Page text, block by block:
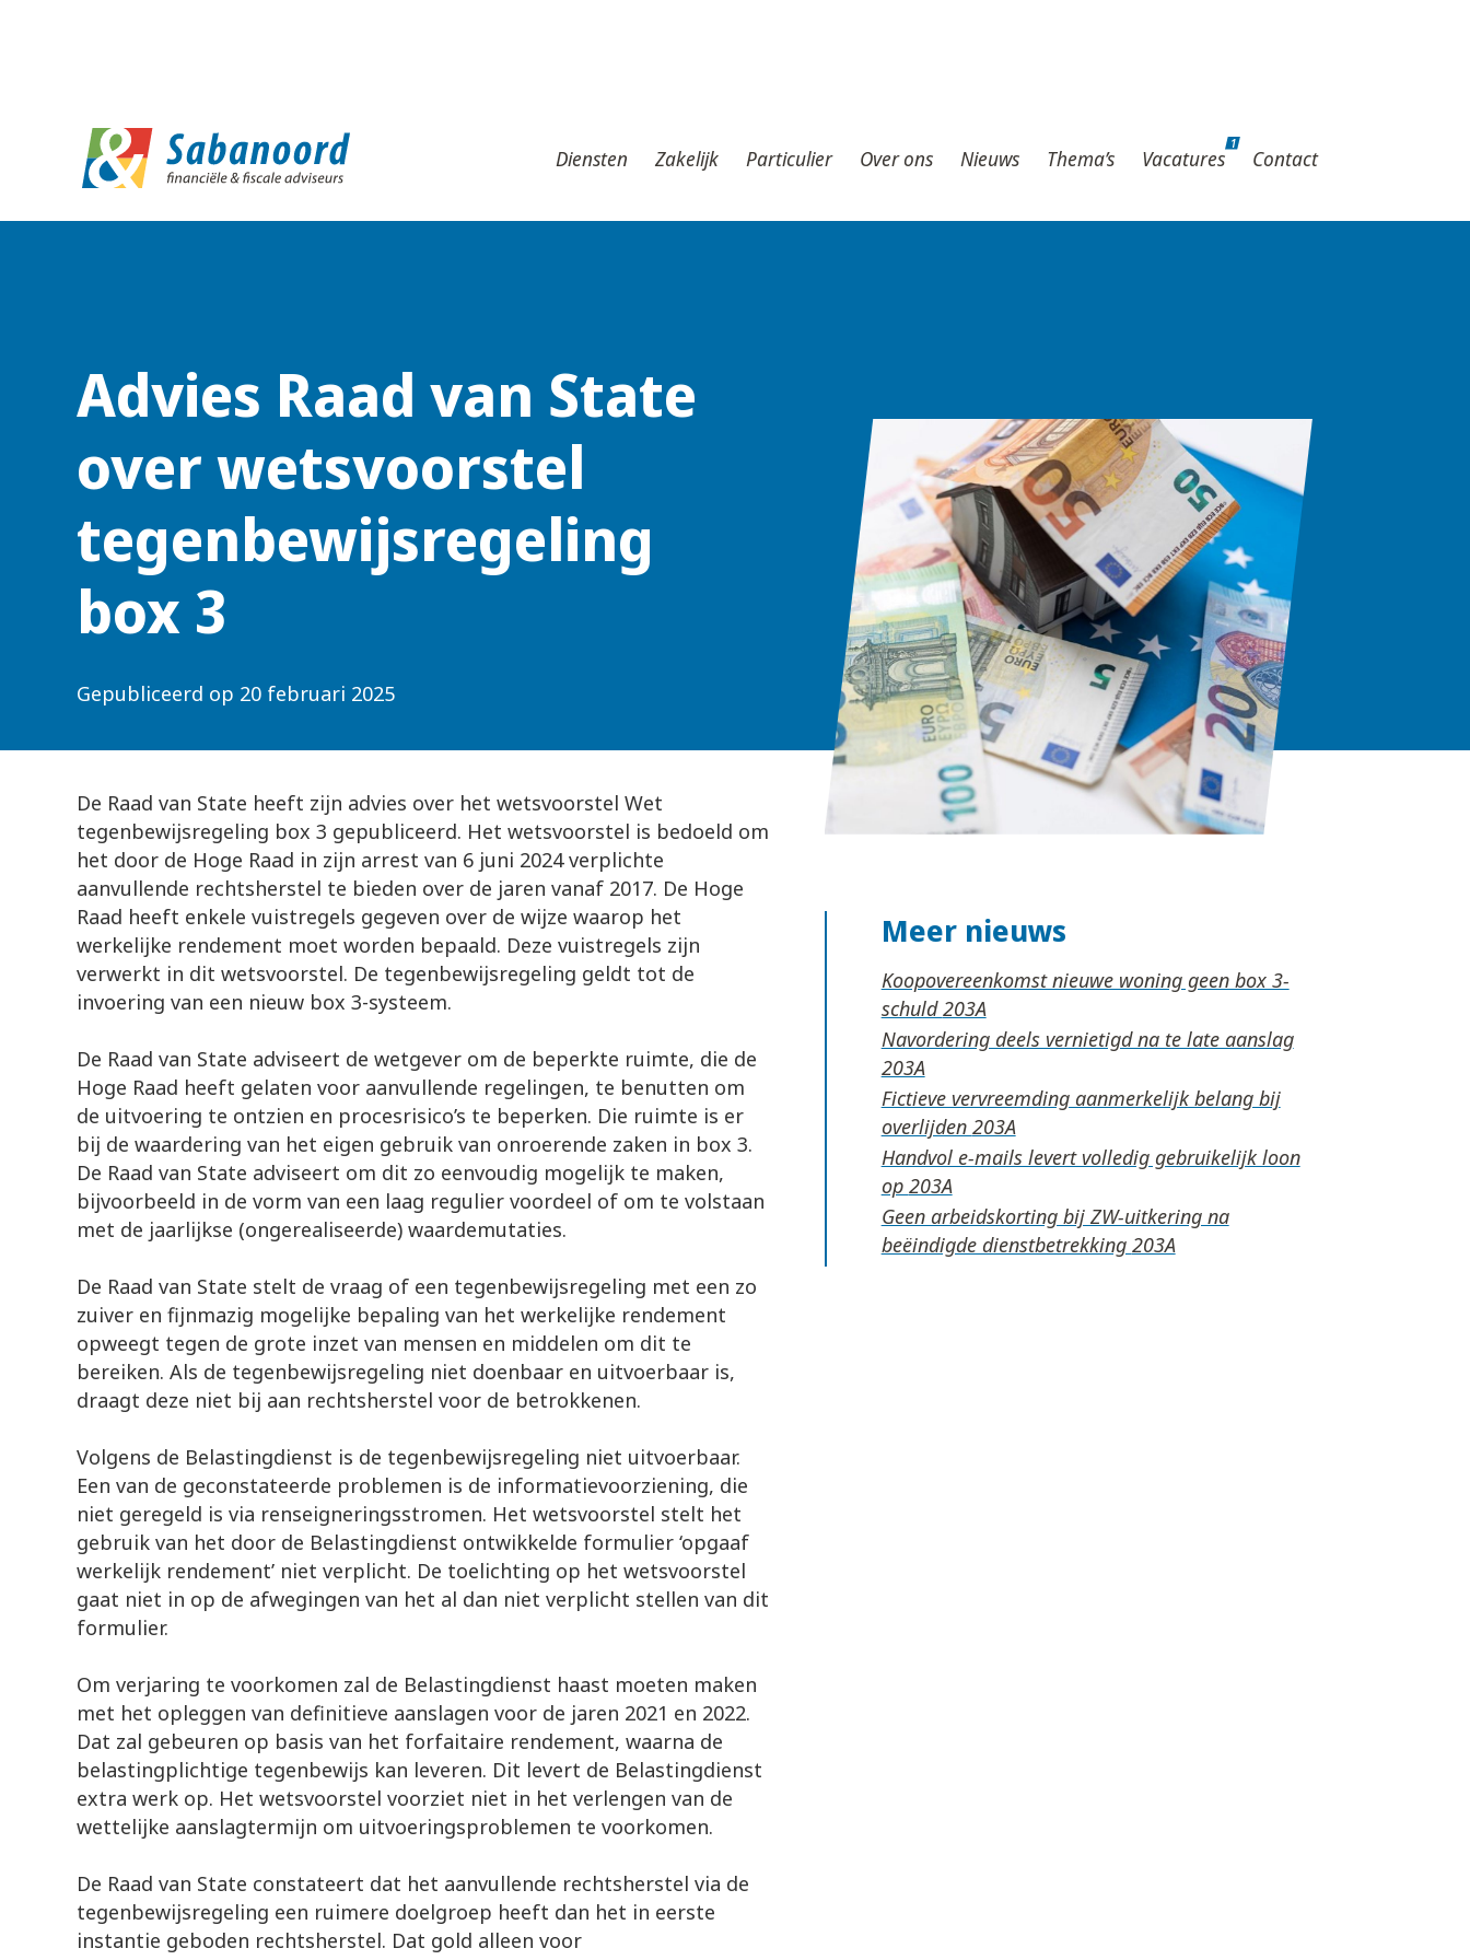
Diensten Zakelijk Particulier Over ons Nieuws Thema’s Vacatures
1
Contact
Advies Raad van State
over wetsvoorstel
tegenbewijsregeling
box 3
Gepubliceerd op 20 februari 2025
De Raad van State heeft zijn advies over het wetsvoorstel Wet
tegenbewijsregeling box 3 gepubliceerd. Het wetsvoorstel is bedoeld om
het door de Hoge Raad in zijn arrest van 6 juni 2024 verplichte
aanvullende rechtsherstel te bieden over de jaren vanaf 2017. De Hoge
Raad heeft enkele vuistregels gegeven over de wijze waarop het
werkelijke rendement moet worden bepaald. Deze vuistregels zijn
verwerkt in dit wetsvoorstel. De tegenbewijsregeling geldt tot de
invoering van een nieuw box 3-systeem.
De Raad van State adviseert de wetgever om de beperkte ruimte, die de
Hoge Raad heeft gelaten voor aanvullende regelingen, te benutten om
de uitvoering te ontzien en procesrisico’s te beperken. Die ruimte is er
bij de waardering van het eigen gebruik van onroerende zaken in box 3.
De Raad van State adviseert om dit zo eenvoudig mogelijk te maken,
bijvoorbeeld in de vorm van een laag regulier voordeel of om te volstaan
met de jaarlijkse (ongerealiseerde) waardemutaties.
De Raad van State stelt de vraag of een tegenbewijsregeling met een zo
zuiver en fijnmazig mogelijke bepaling van het werkelijke rendement
opweegt tegen de grote inzet van mensen en middelen om dit te
bereiken. Als de tegenbewijsregeling niet doenbaar en uitvoerbaar is,
draagt deze niet bij aan rechtsherstel voor de betrokkenen.
Volgens de Belastingdienst is de tegenbewijsregeling niet uitvoerbaar.
Een van de geconstateerde problemen is de informatievoorziening, die
niet geregeld is via renseigneringsstromen. Het wetsvoorstel stelt het
gebruik van het door de Belastingdienst ontwikkelde formulier ‘opgaaf
werkelijk rendement’ niet verplicht. De toelichting op het wetsvoorstel
gaat niet in op de afwegingen van het al dan niet verplicht stellen van dit
formulier.
Om verjaring te voorkomen zal de Belastingdienst haast moeten maken
met het opleggen van definitieve aanslagen voor de jaren 2021 en 2022.
Dat zal gebeuren op basis van het forfaitaire rendement, waarna de
belastingplichtige tegenbewijs kan leveren. Dit levert de Belastingdienst
extra werk op. Het wetsvoorstel voorziet niet in het verlengen van de
wettelijke aanslagtermijn om uitvoeringsproblemen te voorkomen.
De Raad van State constateert dat het aanvullende rechtsherstel via de
tegenbewijsregeling een ruimere doelgroep heeft dan het in eerste
instantie geboden rechtsherstel. Dat gold alleen voor
Meer nieuws
Koopovereenkomst nieuwe woning geen box 3-
schuld
Navordering deels vernietigd na te late aanslag
Fictieve vervreemding aanmerkelijk belang bij
overlijden
Handvol e-mails levert volledig gebruikelijk loon
op
Geen arbeidskorting bij ZW-uitkering na
beëindigde dienstbetrekking